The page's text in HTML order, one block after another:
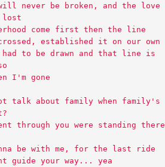
never be broken, and the love
lost
come first then the line
established it on our own
had to be drawn and that line is
I'm gone
talk about family when family's
through you were standing there
be with me, for the last ride
guide your way... yea